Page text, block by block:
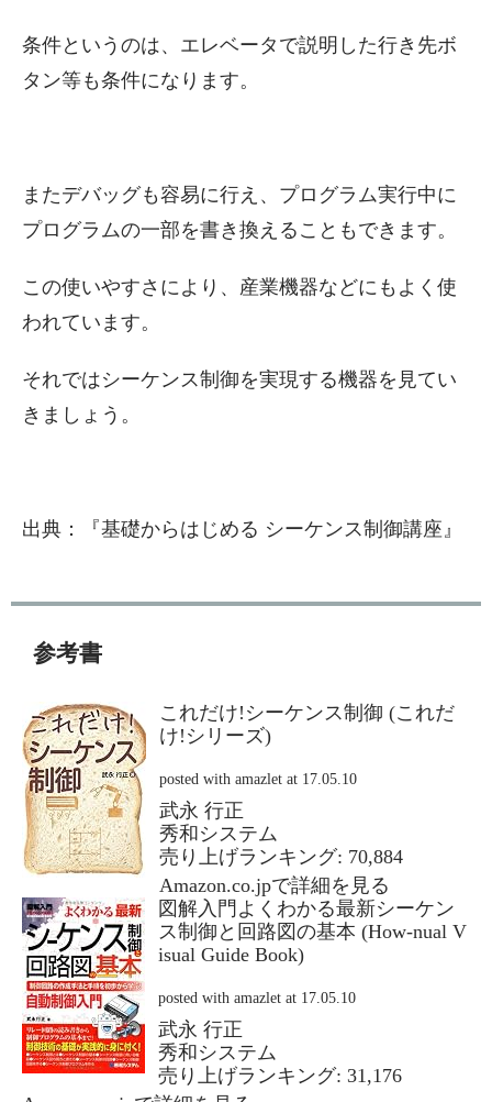
条件というのは、エレベータで説明した行き先ボ
タン等も条件になります。
またデバッグも容易に行え、プログラム実行中に
プログラムの一部を書き換えることもできます。
この使いやすさにより、産業機器などにもよく使
われています。
それではシーケンス制御を実現する機器を見てい
きましょう。
出典：『基礎からはじめる シーケンス制御講座』
参考書
これだけ!シーケンス制御 (これだ
け!シリーズ)
posted with amazlet at 17.05.10
武永 行正
秀和システム
売り上げランキング: 70,884
Amazon.co.jpで詳細を見る
図解入門よくわかる最新シーケン
ス制御と回路図の基本 (How‐nual V
isual Guide Book)
posted with amazlet at 17.05.10
武永 行正
秀和システム
売り上げランキング: 31,176